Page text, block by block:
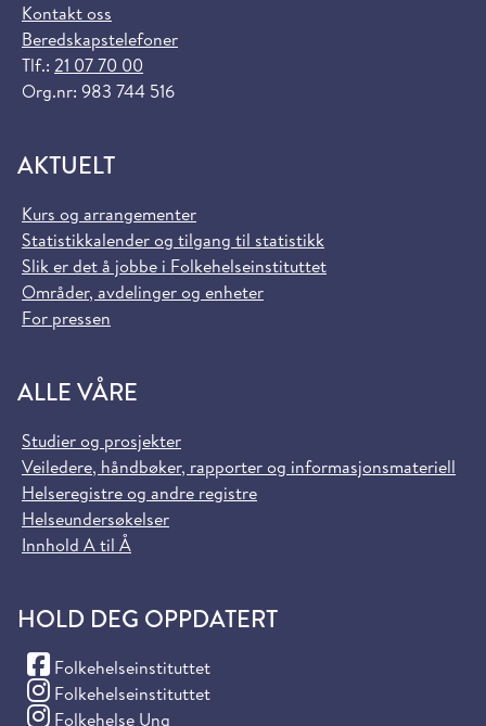
Kontakt oss
Beredskapstelefoner
Tlf.: 21 07 70 00
Org.nr: 983 744 516
AKTUELT
Kurs og arrangementer
Statistikkalender og tilgang til statistikk
Slik er det å jobbe i Folkehelseinstituttet
Områder, avdelinger og enheter
For pressen
ALLE VÅRE
Studier og prosjekter
Veiledere, håndbøker, rapporter og informasjonsmateriell
Helseregistre og andre registre
Helseundersøkelser
Innhold A til Å
HOLD DEG OPPDATERT
Folkehelseinstituttet
(Facebook)
Folkehelseinstituttet
(Instagram)
Folkehelse Ung
(Instagram)